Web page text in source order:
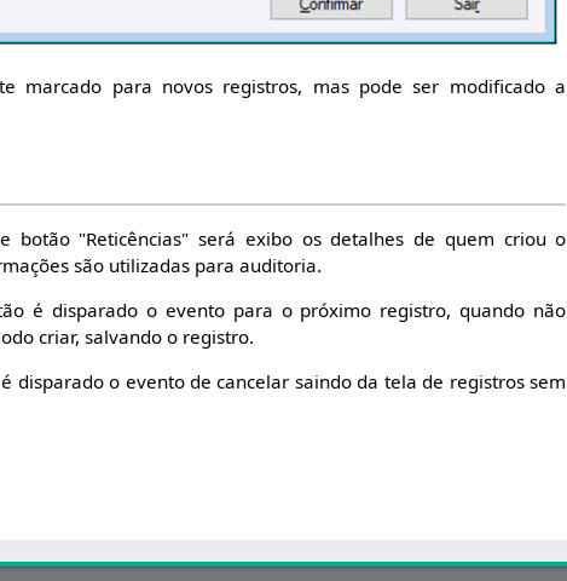
marcado para novos registros, mas pode ser modificado a
botão "Reticências" será exibo os detalhes de quem criou o
são utilizadas para auditoria.
é disparado o evento para o próximo registro, quando não
criar, salvando o registro.
disparado o evento de cancelar saindo da tela de registros sem